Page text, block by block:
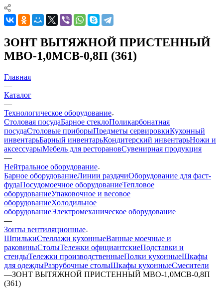
ЗОНТ ВЫТЯЖНОЙ ПРИСТЕННЫЙ
МВО-1,0МСВ-0,8П (361)
Главная
—
Каталог
—
Технологическое оборудование
Столовая посудаБарное стеклоПоликарбонатная
посудаСтоловые приборыПредметы сервировкиКухонный
инвентарьБарный инвентарьКондитерский инвентарьНожи и
аксессуарыМебель для ресторановСувенирная продукция
—
Нейтральное оборудование
Барное оборудованиеЛинии раздачиОборудование для фаст-
фудаПосудомоечное оборудованиеТепловое
оборудованиеУпаковочное и весовое
оборудованиеХолодильное
оборудованиеЭлектромеханическое оборудование
—
Зонты вентиляционные
ШпилькиСтеллажи кухонныеВанные моечные и
раковиныСтолыТележки официантскиеПодставки и
стендыТележки производственныеПолки кухонныеШкафы
для одеждыРазрубочные столыШкафы кухонныеСмесители
—ЗОНТ ВЫТЯЖНОЙ ПРИСТЕННЫЙ МВО-1,0МСВ-0,8П
(361)